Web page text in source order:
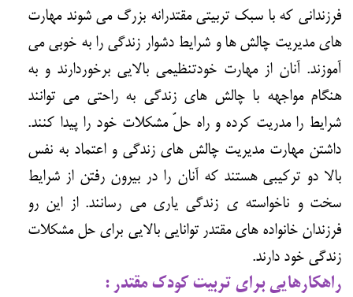
فرزندانی که با سبک تربیتی مقتدرانه بزرگ می شوند مهارت
های مدیریت چالش ها و شرایط دشوار زندگی را به خوبی می
آموزند. آنان از مهارت خودتنظیمی بالایی برخوردارند و به
هنگام مواجهه با چالش های زندگی به راحتی می توانند
شرایط را مدریت کرده و راه حلّ مشکلات خود را پیدا کنند.
داشتن مهارت مدیریت چالش های زندگی و اعتماد به نفس
بالا دو ترکیبی هستند که آنان را در بیرون رفتن از شرایط
سخت و ناخواسته ی زندگی یاری می رسانند. از این رو
فرزندان خانواده های مقتدر توانایی بالایی برای حل مشکلات
زندگی خود دارند.
راهکارهایی برای تربیت کودک مقتدر :